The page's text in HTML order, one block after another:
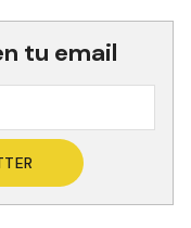
tu email